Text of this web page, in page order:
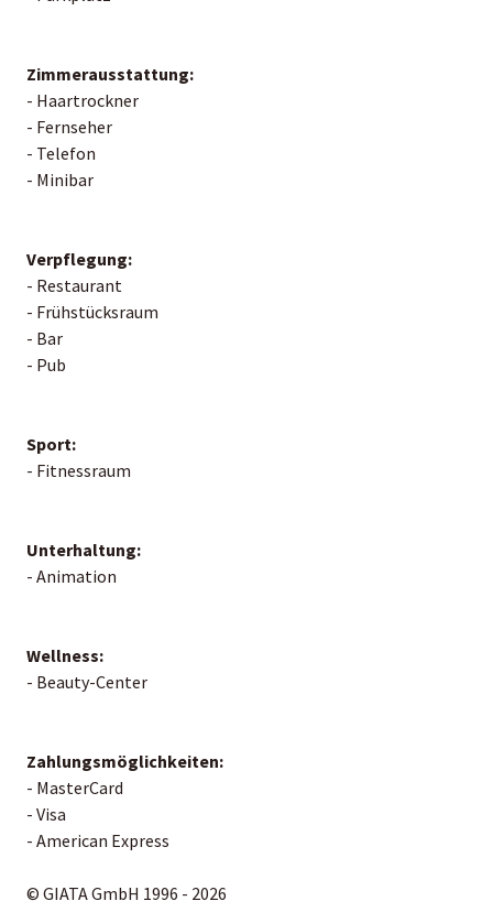
Zimmerausstattung:
- Haartrockner
- Fernseher
- Telefon
- Minibar
Verpflegung:
- Restaurant
- Frühstücksraum
- Bar
- Pub
Sport:
- Fitnessraum
Unterhaltung:
- Animation
Wellness:
- Beauty-Center
Zahlungsmöglichkeiten:
- MasterCard
- Visa
- American Express
© GIATA GmbH 1996 - 2026